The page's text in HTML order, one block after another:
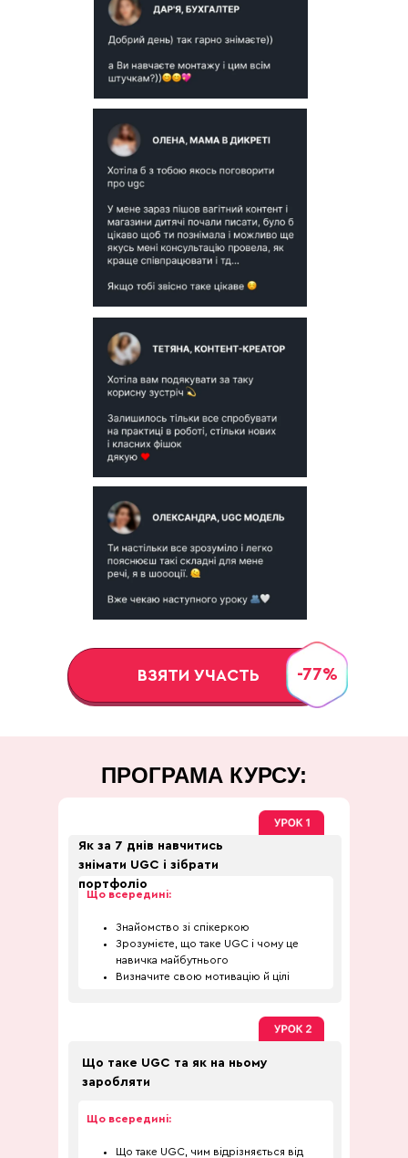
ВЗЯТИ УЧАСТЬ -77%
Як за 7 днів навчитись
знімати UGC і зібрати
портфоліо
Що всередині:
Знайомство зі спікеркою
Зрозумієте, що таке UGC і чому це
навичка майбутнього
Визначите свою мотивацію й цілі
Що таке UGC та як на ньому
заробляти
Що всередині:
Що таке UGC, чим відрізняється від
ПРОГРАМА КУРСУ: